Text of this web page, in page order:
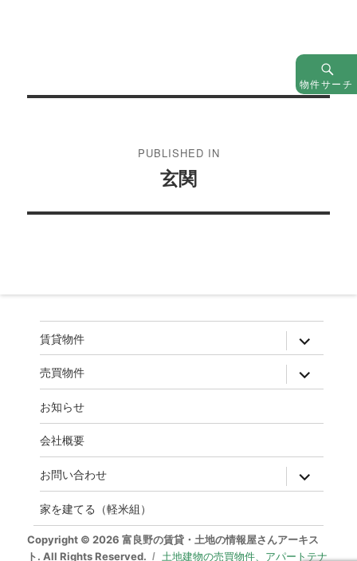
ゲ
ン
PUBLISHED IN
玄関
物件サーチ
賃貸物件 expand
child
menu
売買物件 expand
child
menu
お知らせ
会社概要
お問い合わせ expand
child
menu
家を建てる（軽米組）
Copyright © 2026 富良野の賃貸・土地の情報屋さんアーキス
ト. All Rights Reserved.
土地建物の売買物件、アパートテナ